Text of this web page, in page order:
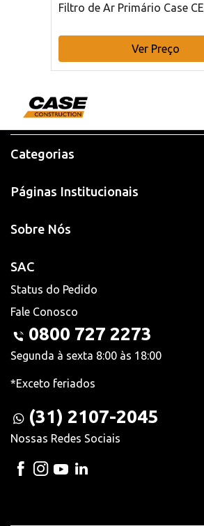
Filtro de Ar Primário Case CE
Ver Preço
Categorias
Páginas Institucionais
Sobre Nós
SAC
Status do Pedido
Fale Conosco
0800 727 2273
Segunda à sexta 8:00 às 18:00
*Exceto feriados
(31) 2107-2045
Nossas Redes Sociais